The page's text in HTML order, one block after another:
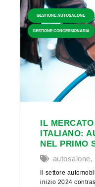
GESTIONE AUTOSALONE
GESTIONE CONCESSIONARIA
IL
ITALIANO:
NEL PRIMO
autosalone,
Il settore
inizio 2024